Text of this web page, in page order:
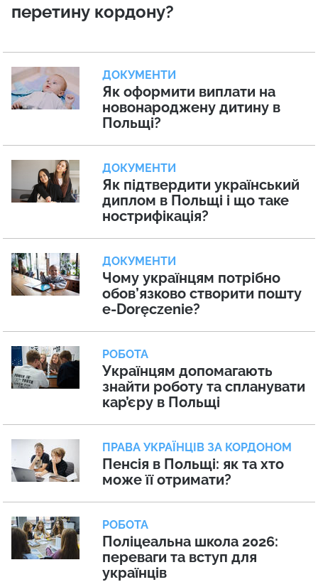
перетину кордону?
ДОКУМЕНТИ
Як оформити виплати на
новонароджену дитину в
Польщі?
ДОКУМЕНТИ
Як підтвердити український
диплом в Польщі і що таке
нострифікація?
ДОКУМЕНТИ
Чому українцям потрібно
обов’язково створити пошту
e-Doręczenie?
РОБОТА
Українцям допомагають
знайти роботу та спланувати
кар’єру в Польщі
ПРАВА УКРАЇНЦІВ ЗА КОРДОНОМ
Пенсія в Польщі: як та хто
може її отримати?
РОБОТА
Поліцеальна школа 2026:
переваги та вступ для
українців